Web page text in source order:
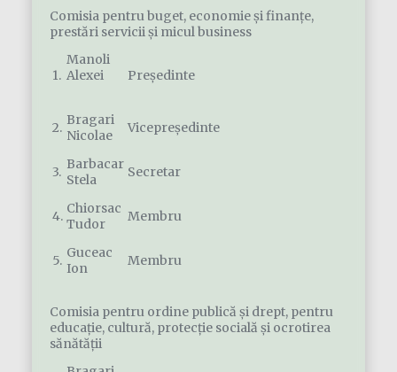
Comisia pentru buget, economie şi finanţe,
prestări servicii şi micul business
1.
Manoli
Alexei
Președinte
2. Bragari
Nicolae
Vicepreședinte
3. Barbacar
Stela
Secretar
4. Chiorsac
Tudor
Membru
5. Guceac
Ion
Membru
Comisia pentru ordine publică şi drept, pentru
educaţie, cultură, protecţie socială şi ocrotirea
sănătăţii